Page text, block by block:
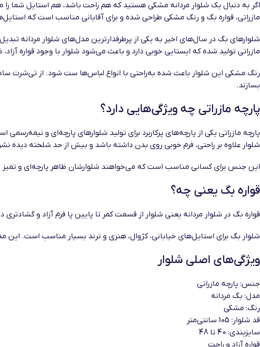
اگر به دنبال یک شلوار مردانه مشکی هستید که هم راحت باشد، هم استایل شما
مازراتی، قواره بگ و رنگ مشکی طراحی شده و برای آقایانی مناسب است که
شلوارهای بگ در سال‌های اخیر به یکی از پرطرفدارترین مدل‌های شلوار مردانه
مازراتی تولید شده که ایستایی خوبی دارد و باعث می‌شود شلوار با وجود قواره
رنگ مشکی این شلوار باعث شده به‌راحتی با انواع لباس‌ها ست شود. از تی‌شرت
بسازند.
پارچه مازراتی چه ویژگی‌هایی دارد؟
پارچه مازراتی یکی از پارچه‌های پرکاربرد برای تولید شلوارهای پارچه‌ای و
شلوار علاوه بر راحتی، فرم خوبی روی بدن داشته باشد و بیش از حد شلخته دیده
این جنس برای کسانی مناسب است که می‌خواهند شلوارشان ظاهر پارچه‌ای و تمیز
قواره بگ یعنی چه؟
قواره بگ در شلوار مردانه یعنی شلوار از قسمت کمر تا پایین پا فرم آزاد و
شلوار بگ برای استایل‌های خیابانی، کژوال، هنری و ترند بسیار مناسب است.
ویژگی‌های اصلی شلوار
جنس: پارچه مازراتی
مدل: بگ مردانه
رنگ: مشکی
قد شلوار: 105 سانتی‌متر
سایزبندی: 40 تا 48
قواره آزاد و راحت